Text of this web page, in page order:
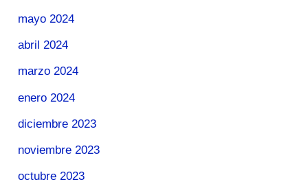
mayo 2024
abril 2024
marzo 2024
enero 2024
diciembre 2023
noviembre 2023
octubre 2023